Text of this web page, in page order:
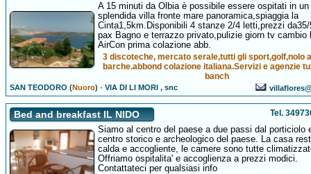
A 15 minuti da Olbia è possibile essere ospitati in un
splendida villa fronte mare panoramica,spiaggia la
Cinta1,5km.Disponibili 4 stanze 2/4 letti,prezzi da35/
pax Bagno e terrazzo privato,pulizie giorn tv cambio
AirCon prima colazione abb.
3 discoteche, mercato serale,tutti gli sport,golf,nolo
barche.abbond colazione italiana.Servizi e agenzie
banch
SAN TEODORO (Nuoro) -VIA DI LI MORI , snc
Bed and breakfast IL NIDO Tel.
Siamo al centro del paese a due passi dal porticiolo
centro storico e archeologico del paese. La casa
calda e accogliente, le camere sono tutte
Offriamo ospitalita' e accoglienza a prezzi modici.
Contattateci per qualsiasi info